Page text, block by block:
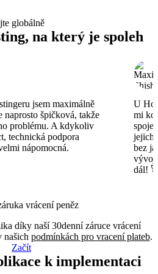
na který je spoleh
jsem maximálně
špičková, takže
problému. A kdykoliv
technická podpora
nápomocná.
U
mi
jejich
bez
dál!
vrácení peněz
díky naší 30denní záruce vrácení
našich podmínkách pro vracení plateb.
Začít
k implementaci